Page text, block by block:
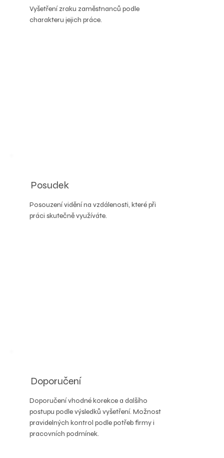
Vyšetření zraku zaměstnanců podle
charakteru jejich práce.
Posudek
Posouzení vidění na vzdálenosti, které při
práci skutečně využíváte.
Doporučení
Doporučení vhodné korekce a dalšího
postupu podle výsledků vyšetření. Možnost
pravidelných kontrol podle potřeb firmy i
pracovních podmínek.